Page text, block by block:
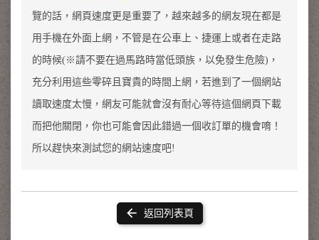
覽的話，網頁速度更是重要了，越來越多的網友現在都是
用手機在外面上網，不管是在公車上、捷運上或者在走路
的時候(※請不要在過馬路時當低頭族，以免發生危險)，
充分利用這些零碎且寶貴的時間上網，若進到了一個網站
讀取速度太慢，網友可能就會沒有耐心等待這個網頁下載
而把他關閉，你也可能會因此錯過一個收訂單的機會唷！
所以趕快來測試您的網站速度吧!
arrow_back 返回列表頁